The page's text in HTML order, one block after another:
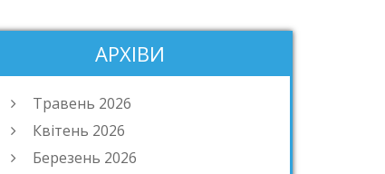
АРХІВИ
Травень 2026
Квітень 2026
Березень 2026